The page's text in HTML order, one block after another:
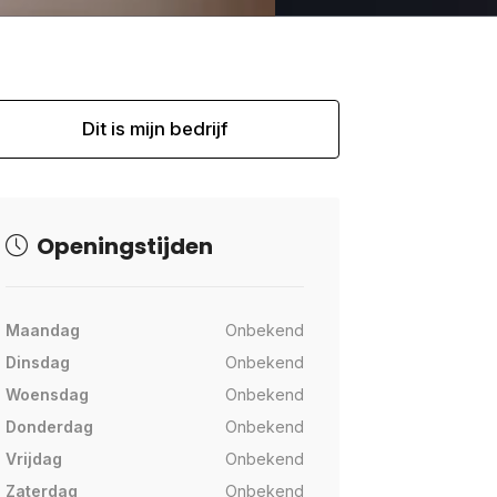
Dit is mijn bedrijf
Openingstijden
Maandag
Onbekend
Dinsdag
Onbekend
Woensdag
Onbekend
Donderdag
Onbekend
Vrijdag
Onbekend
Zaterdag
Onbekend